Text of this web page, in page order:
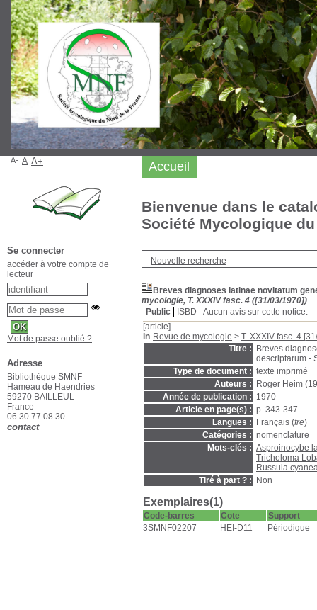
Bienvenue dans le
Société Mycologique
Nouvelle recherche
Breves diagnoses latinae novitatum
mycologie, T. XXXIV fasc. 4 ([31/03/1970])
Public
ISBD
Aucun avis sur cette notice.
[article]
in Revue de mycologie > T. XXXIV fasc. 4
Titre :
Breves
descriptarum -
Type de document : texte imprimé
Auteurs :
Roger Heim
Année de publication : 1970
Article en page(s) : p. 343-347
Langues :
Français (fre)
Catégories : nomenclature
Mots-clés : Asproinocybe
Tricholoma
Russula
Tiré à part ? :
Non
Exemplaires(1)
Code-barres Cote
Support
3SMNF02207
HEI-D11 Périodique
Accueil
A- A A+
Se connecter
accéder à votre compte de
lecteur
Mot de passe oublié ?
Adresse
Bibliothèque SMNF
Hameau de Haendries
59270 BAILLEUL
France
06 30 77 08 30
contact